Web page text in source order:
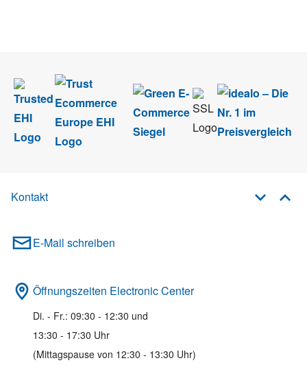
Kontakt
E-Mail schreiben
Öffnungszeiten Electronic Center
Di. - Fr.: 09:30 - 12:30 und
13:30 - 17:30 Uhr
(Mittagspause von 12:30 - 13:30 Uhr)